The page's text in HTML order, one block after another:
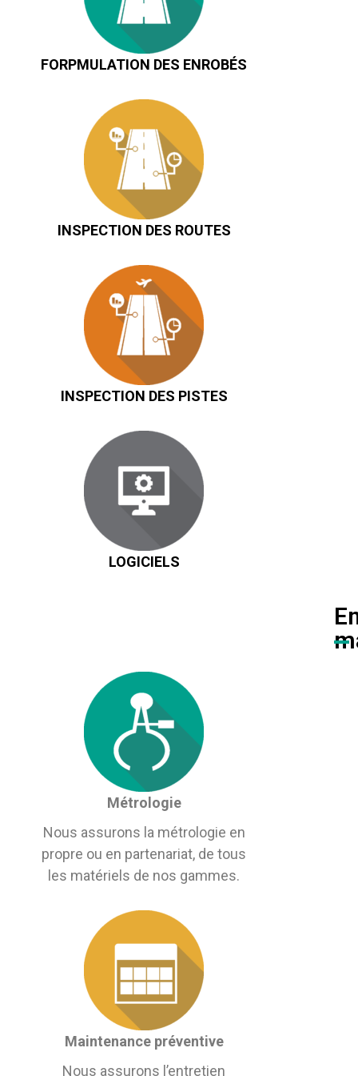
FORPMULATION DES ENROBÉS
INSPECTION DES ROUTES
INSPECTION DES PISTES
LOGICIELS
Métrologie
Nous assurons la métrologie en
propre ou en partenariat, de tous
les matériels de nos gammes.
Maintenance préventive
Nous assurons l’entretien